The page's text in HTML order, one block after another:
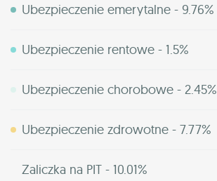
Ubezpieczenie emerytalne - 9.76%
Ubezpieczenie rentowe - 1.5%
Ubezpieczenie chorobowe - 2.45%
Ubezpieczenie zdrowotne - 7.77%
Zaliczka na PIT - 10.01%